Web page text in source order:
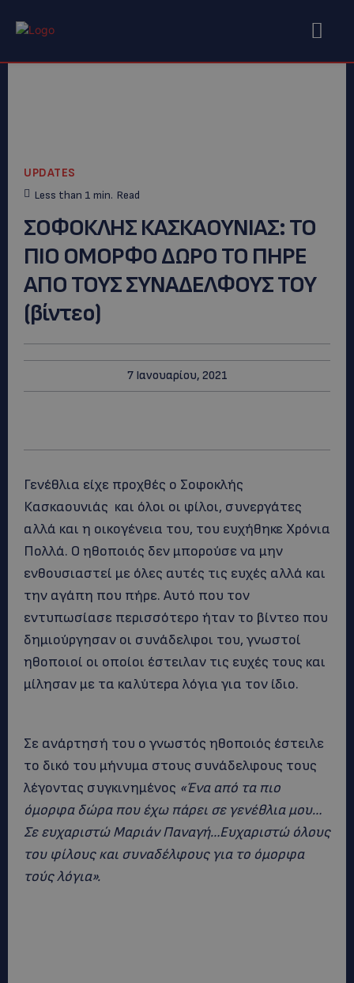
UPDATES
Less than 1 min. Read
ΣΟΦΟΚΛΗΣ ΚΑΣΚΑΟΥΝΙΑΣ: TO
ΠΙΟ ΟΜΟΡΦΟ ΔΩΡΟ ΤΟ ΠΗΡΕ
ΑΠΟ ΤΟΥΣ ΣΥΝΑΔΕΛΦΟΥΣ ΤΟΥ
(βίντεο)
7 Ιανουαρίου, 2021
Γενέθλια είχε προχθές ο Σοφοκλής
Κασκαουνιάς και όλοι οι φίλοι, συνεργάτες
αλλά και η οικογένεια του, του ευχήθηκε Χρόνια
Πολλά. Ο ηθοποιός δεν μπορούσε να μην
ενθουσιαστεί με όλες αυτές τις ευχές αλλά και
την αγάπη που πήρε. Αυτό που τον
εντυπωσίασε περισσότερο ήταν το βίντεο που
δημιούργησαν οι συνάδελφοι του, γνωστοί
ηθοποιοί οι οποίοι έστειλαν τις ευχές τους και
μίλησαν με τα καλύτερα λόγια για τον ίδιο.
Σε ανάρτησή του ο γνωστός ηθοποιός έστειλε
το δικό του μήνυμα στους συνάδελφους τους
λέγοντας συγκινημένος «Ένα από τα πιο
όμορφα δώρα που έχω πάρει σε γενέθλια μου…
Σε ευχαριστώ Μαριάν Παναγή…Ευχαριστώ όλους
του φίλους και συναδέλφους για το όμορφα
τούς λόγια».